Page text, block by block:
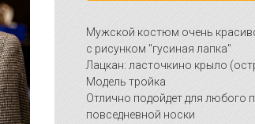
Мужской костюм очень
с рисунком "гусиная лапка"
Лацкан: ласточкино крыло
Модель тройка
Отлично подойдет для любого
повседневной носки